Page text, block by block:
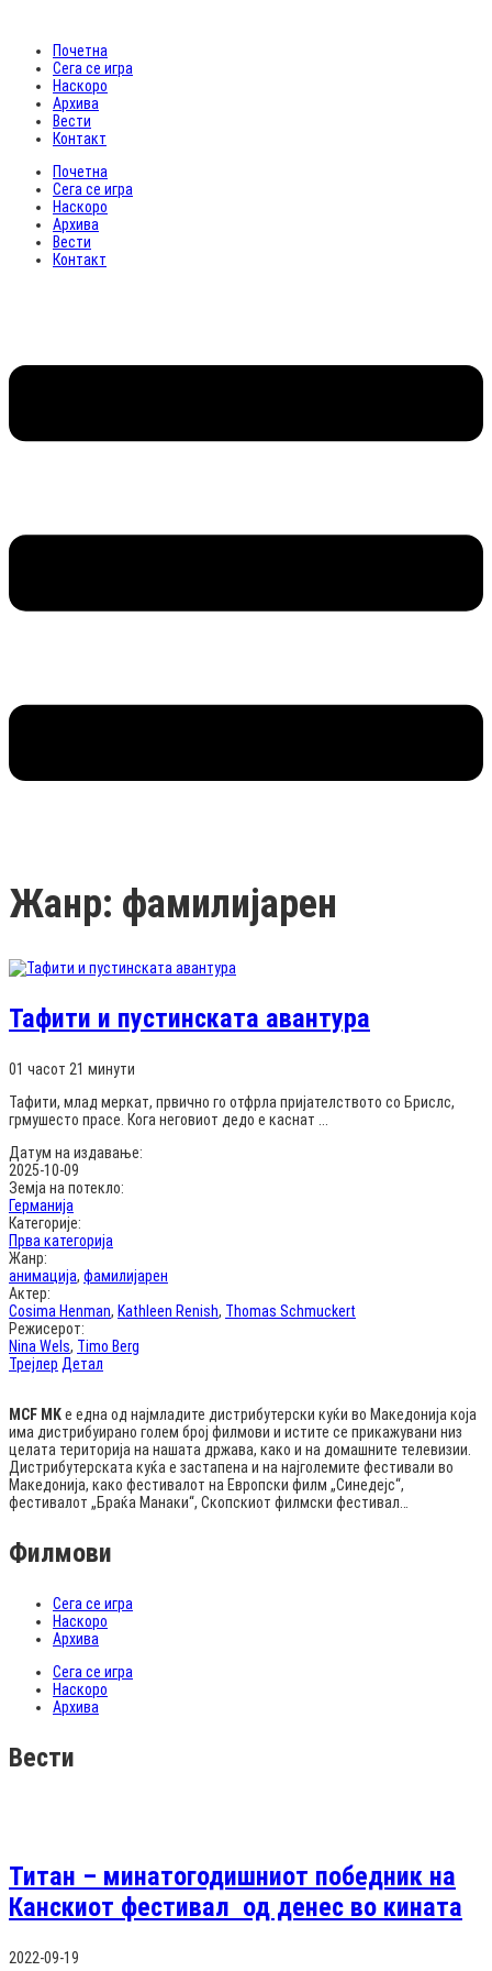
Почетна
Сега се игра
Наскоро
Архива
Вести
Контакт
Почетна
Сега се игра
Наскоро
Архива
Вести
Контакт
Жанр: фамилијарен
Тафити и пустинската авантура
01 часот 21 минути
Тафити, млад меркат, првично го отфрла пријателството со Брислс,
грмушесто прасе. Кога неговиот дедо е каснат ...
Датум на издавање:
2025-10-09
Земја на потекло:
Германија
Категорије:
Прва категорија
Жанр:
анимација, фамилијарен
Актер:
Cosima Henman, Kathleen Renish, Thomas Schmuckert
Режисерот:
Nina Wels, Timo Berg
Трејлер Детал
MCF MKе една од најмладите дистрибутерски куќи во Македонија која
има дистрибуирано голем број филмови и истите се прикажувани низ
целата територија на нашата држава, како и на домашните телевизии.
Дистрибутерската куќа е застапена и на најголемите фестивали во
Македонија, како фестивалот на Европски филм „Синедејс“,
фестивалот „Браќа Манаки“, Скопскиот филмски фестивал…
Филмови
Сега се игра
Наскоро
Архива
Сега се игра
Наскоро
Архива
Вести
Титан – минатогодишниот победник на
Канскиот фестивал од денес во кината
2022-09-19